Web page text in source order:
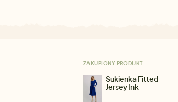
ZAKUPIONY PRODUKT
Sukienka Fitted
Jersey Ink